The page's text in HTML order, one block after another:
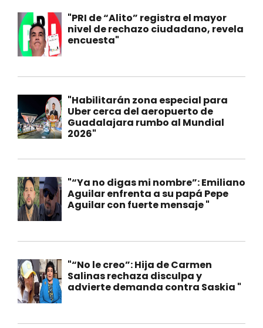
"PRI de “Alito” registra el mayor
nivel de rechazo ciudadano, revela
encuesta"
"Habilitarán zona especial para
Uber cerca del aeropuerto de
Guadalajara rumbo al Mundial
2026"
"“Ya no digas mi nombre”: Emiliano
Aguilar enfrenta a su papá Pepe
Aguilar con fuerte mensaje "
"“No le creo”: Hija de Carmen
Salinas rechaza disculpa y
advierte demanda contra Saskia "